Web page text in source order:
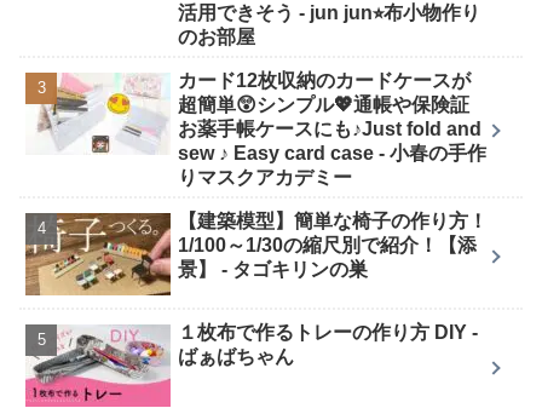
活用できそう - jun jun⭐︎布小物作り
のお部屋
カード12枚収納のカードケースが
超簡単😲シンプル💖通帳や保険証
お薬手帳ケースにも♪Just fold and
sew ♪ Easy card case - 小春の手作
りマスクアカデミー
【建築模型】簡単な椅子の作り方！
1/100～1/30の縮尺別で紹介！【添
景】 - タゴキリンの巣
１枚布で作るトレーの作り方 DIY -
ばぁばちゃん